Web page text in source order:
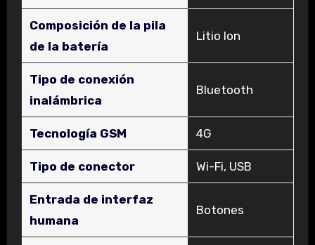
Composición de la pila
de la batería
‎Litio Ion
Tipo de conexión
inalámbrica
‎Bluetooth
Tecnología GSM ‎4G
Tipo de conector ‎Wi-Fi, USB
Entrada de interfaz
humana
‎Botones